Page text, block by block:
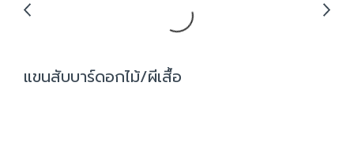
แขนสับบาร์ดอกไม้/ผีเสื้อ